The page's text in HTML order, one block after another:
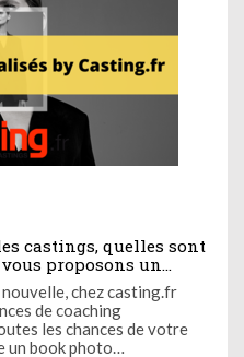
castings, quelles sont
proposons un
pour déterminer
chez casting.fr
de coaching
les chances de votre